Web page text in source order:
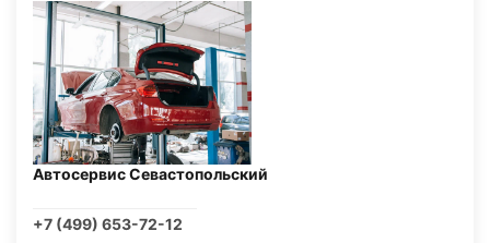
Автосервис Севастопольский
+7 (499) 653-72-12